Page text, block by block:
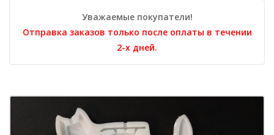
Уважаемые покупатели!
Отправка заказов только после оплаты в течении
2-х дней.